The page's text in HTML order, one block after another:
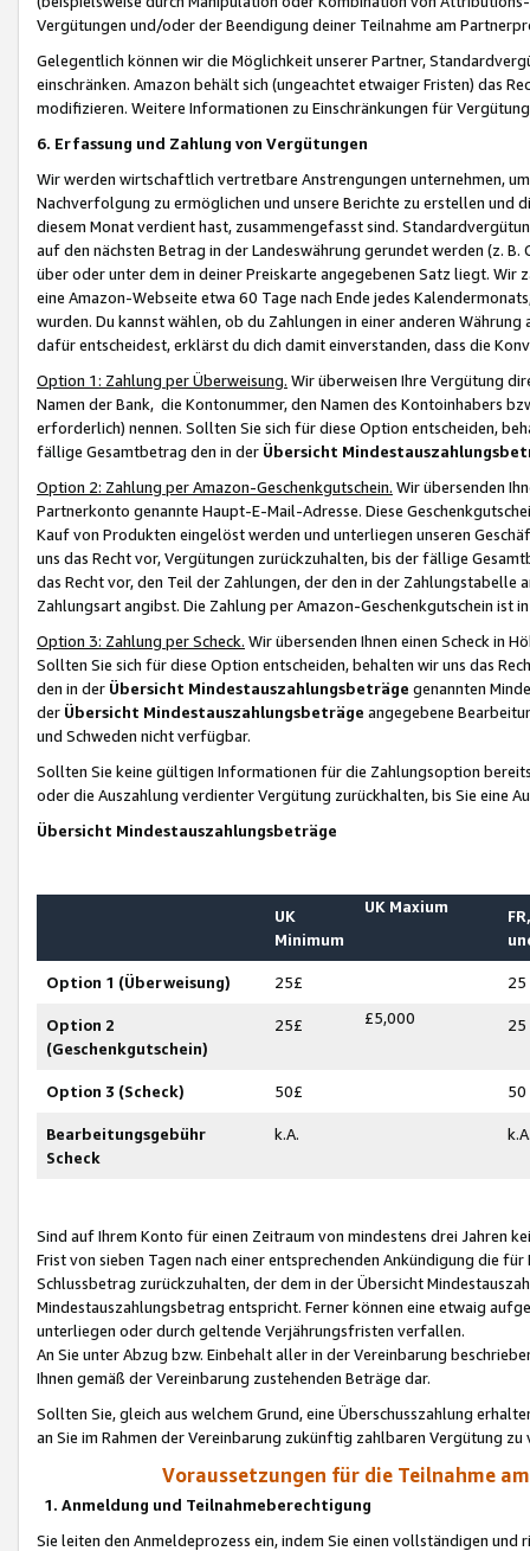
Vergütungen und/oder der Beendigung deiner Teilnahme am
Gelegentlich können wir die Möglichkeit unserer Partner,
einschränken. Amazon behält sich (ungeachtet etwaiger Fristen) das
modifizieren. Weitere Informationen zu Einschränkungen für
6. Erfassung und Zahlung von Vergütungen
Wir werden wirtschaftlich vertretbare Anstrengungen unternehmen,
Nachverfolgung zu ermöglichen und unsere Berichte zu erstellen und
diesem Monat verdient hast, zusammengefasst sind.
auf den nächsten Betrag in der Landeswährung gerundet werden (z.
über oder unter dem in deiner Preiskarte angegebenen Satz liegt.
eine Amazon-Webseite etwa 60 Tage nach Ende jedes
wurden. Du kannst wählen, ob du Zahlungen in einer anderen
dafür entscheidest, erklärst du dich damit einverstanden, dass die
Option 1: Zahlung per Überweisung. Wir überweisen Ihre Vergütung
Namen der Bank, die Kontonummer, den Namen des Kontoinhabers
erforderlich) nennen. Sollten Sie sich für diese Option entscheiden,
fällige Gesamtbetrag den in der Übersicht
Option 2: Zahlung per Amazon-Geschenkgutschein. Wir übersenden
Partnerkonto genannte Haupt-E-Mail-Adresse. Diese
Kauf von Produkten eingelöst werden und unterliegen unseren
uns das Recht vor, Vergütungen zurückzuhalten, bis der fällige
das Recht vor, den Teil der Zahlungen, der den in der
Zahlungsart angibst. Die Zahlung per Amazon-Geschenkgutschein ist
Option 3: Zahlung per Scheck. Wir übersenden Ihnen einen Scheck in
Sollten Sie sich für diese Option entscheiden, behalten wir uns das
den in der Übersicht Mindestauszahlungsbeträge genannten
der Übersicht Mindestauszahlungsbeträge angegebene
und Schweden nicht verfügbar.
Sollten Sie keine gültigen Informationen für die Zahlungsoption
oder die Auszahlung verdienter Vergütung zurückhalten, bis Sie
Übersicht Mindestauszahlungsbeträge
UK
Minimum
UK Maxium
Option 1 (Überweisung) 25£ 25
Option 2
(Geschenkgutschein)
25£ £5,000 25
Option 3 (Scheck) 50£ 50
Bearbeitungsgebühr
Scheck
k.A.
Sind auf Ihrem Konto für einen Zeitraum von mindestens drei Jahren
Frist von sieben Tagen nach einer entsprechenden Ankündigung die
Schlussbetrag zurückzuhalten, der dem in der Übersicht
Mindestauszahlungsbetrag entspricht. Ferner können eine etwaig
unterliegen oder durch geltende Verjährungsfristen verfallen.
An Sie unter Abzug bzw. Einbehalt aller in der Vereinbarung
Ihnen gemäß der Vereinbarung zustehenden Beträge dar.
Sollten Sie, gleich aus welchem Grund, eine Überschusszahlung
an Sie im Rahmen der Vereinbarung zukünftig zahlbaren Vergütung zu
Voraussetzungen für die Teilnahme
1. Anmeldung und Teilnahmeberechtigung
Sie leiten den Anmeldeprozess ein, indem Sie einen vollständigen